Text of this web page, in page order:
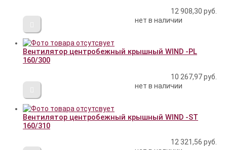
12 908,30 руб.
нет в наличии
Вентилятор центробежный крышный WIND -PL
160/300
10 267,97руб.
нет в наличии
Вентилятор центробежный крышный WIND -ST
160/310
12 321,56 руб.